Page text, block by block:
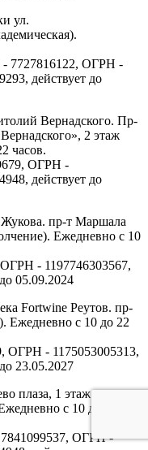
ул.
7727816122, ОГРН -
действует до
Вернадского. Пр-
2 этаж
часов.
ОГРН -
действует до
пр-т Маршала
Ежедневно с 10
- 1197746303567,
05.09.2024
Fortwine Реутов. пр-
Ежедневно с 10 до 22
- 1175053005313,
23.05.2027
плаза, 1 этаж.
с 10 до 22
ОГРН -